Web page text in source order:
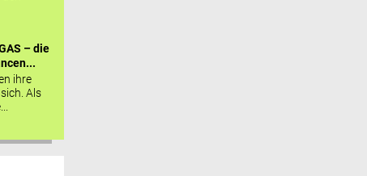
– die
ihre
Als